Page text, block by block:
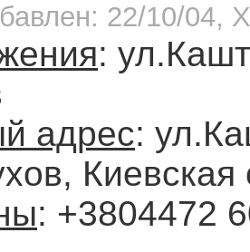
22/10/04,
:
адрес:
: +3804472